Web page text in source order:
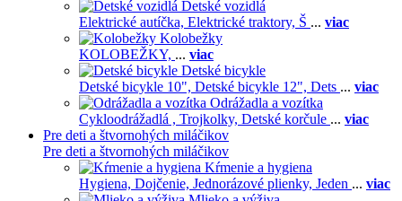
Detské vozidlá
Elektrické autíčka, Elektrické traktory, Š ... viac
Kolobežky
KOLOBEŽKY, ... viac
Detské bicykle
Detské bicykle 10", Detské bicykle 12", Dets ... viac
Odrážadla a vozítka
Cykloodrážadlá , Trojkolky, Detské korčule ... viac
Pre deti a štvornohých miláčikov
Pre deti a štvornohých miláčikov
Kŕmenie a hygiena
Hygiena, Dojčenie, Jednorázové plienky, Jeden ... viac